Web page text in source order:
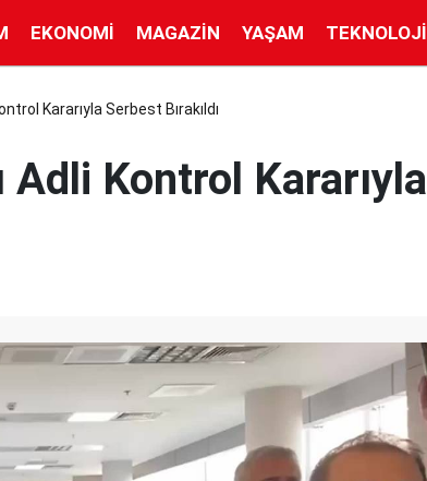
EKONOMI MAGAZIN YAŞAM TEKNOLOJI
Kararıyla Serbest Bırakıldı
Kontrol Kararıyla